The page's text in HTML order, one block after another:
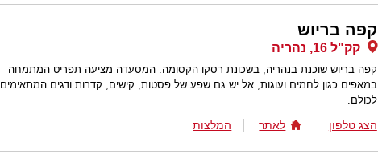
קפה בריוש
קק"ל 16, נהריה
קפה בריוש שוכנת בנהריה, בשכונת רסקו הקסומה. המסעדה מציעה תפריט המתמחה
במאפים כגון לחמים ועוגות, אל יש גם שפע של פסטות, קישים, קדרות ודגים המתאימים
לכולם.
הצג טלפון לאתר המלצות